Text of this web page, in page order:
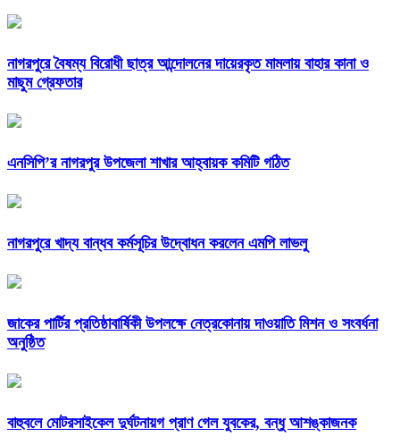
নাগরপুরে বৈষম্য বিরোধী ছাত্র আন্দোলনের দায়েরকৃত মামলায় বাহার কানা ও
মাছুম গ্রেফতার
এনসিপি’র নাগরপুর উপজেলা শাখার আহ্বায়ক কমিটি গঠিত
নাগরপুরে খাদ্য বান্ধব কর্মসূচির উদ্বোধন করলেন এমপি লাভলু
জাকের পার্টির প্রতিষ্ঠাবার্ষিকী উপলক্ষে নেত্রকোনায় দাওয়াতি মিশন ও সংবর্ধনা
অনুষ্ঠিত
বাহুবলে মোটরসাইকেল দুর্ঘটনায়গ প্রাণ গেল যুবকের, বন্ধু আশঙ্কাজনক